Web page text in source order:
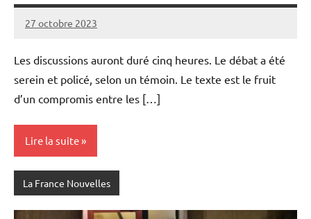
27 octobre 2023
Admins
Les discussions auront duré cinq heures. Le débat a été
serein et policé, selon un témoin. Le texte est le fruit
d’un compromis entre les […]
Lire la suite
La France Nouvelles